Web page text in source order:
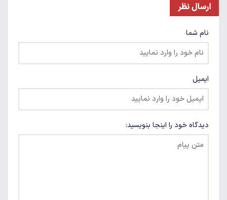
ارسال نظر
نام شما
ایمیل
دیدگاه خود را اینجا بنویسید: